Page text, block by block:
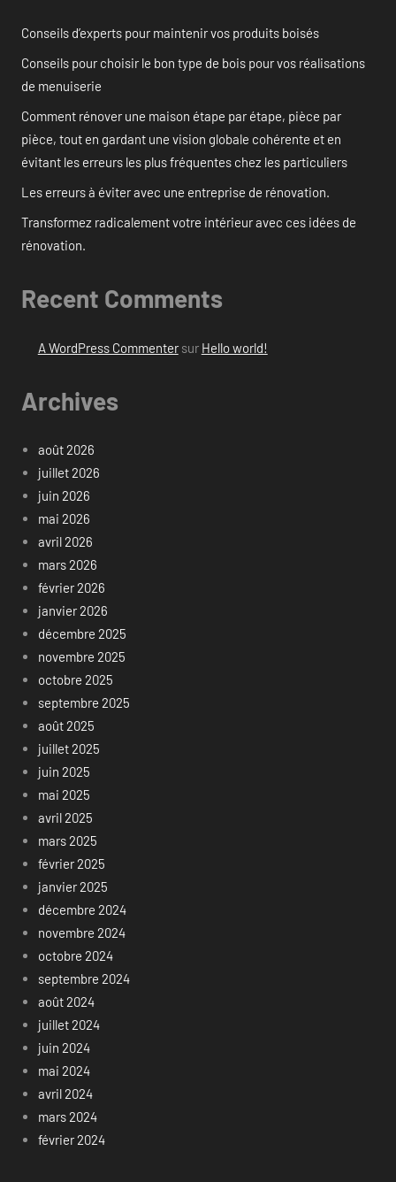
Conseils d’experts pour maintenir vos produits boisés
Conseils pour choisir le bon type de bois pour vos réalisations
de menuiserie
Comment rénover une maison étape par étape, pièce par
pièce, tout en gardant une vision globale cohérente et en
évitant les erreurs les plus fréquentes chez les particuliers
Les erreurs à éviter avec une entreprise de rénovation.
Transformez radicalement votre intérieur avec ces idées de
rénovation.
Recent Comments
A WordPress Commentersur Hello world!
Archives
août 2026
juillet 2026
juin 2026
mai 2026
avril 2026
mars 2026
février 2026
janvier 2026
décembre 2025
novembre 2025
octobre 2025
septembre 2025
août 2025
juillet 2025
juin 2025
mai 2025
avril 2025
mars 2025
février 2025
janvier 2025
décembre 2024
novembre 2024
octobre 2024
septembre 2024
août 2024
juillet 2024
juin 2024
mai 2024
avril 2024
mars 2024
février 2024